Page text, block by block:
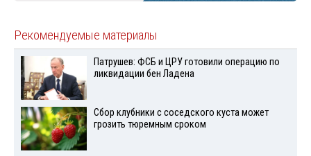
Рекомендуемые материалы
Патрушев: ФСБ и ЦРУ готовили операцию по
ликвидации бен Ладена
Сбор клубники с соседского куста может
грозить тюремным сроком